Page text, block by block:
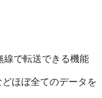
で転送できる機能
ほぼ全てのデータを